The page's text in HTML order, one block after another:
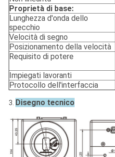
Proprietà di base:
Lunghezza d'onda dello
specchio
Velocità di segno
Posizionamento della velocità
Requisito di potere
Impiegati lavoranti
Protocollo dell'interfaccia
3. Disegno tecnico